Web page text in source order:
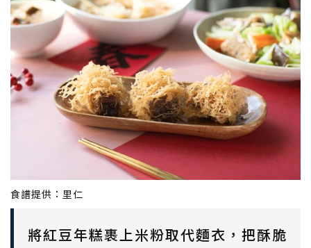
食譜提供：里仁
將紅豆年糕裹上米粉取代麵衣，把酥脆